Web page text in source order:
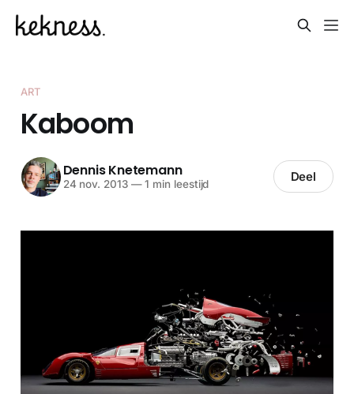
ART
Kaboom
Dennis Knetemann
24 nov. 2013 —1 min leestijd Deel